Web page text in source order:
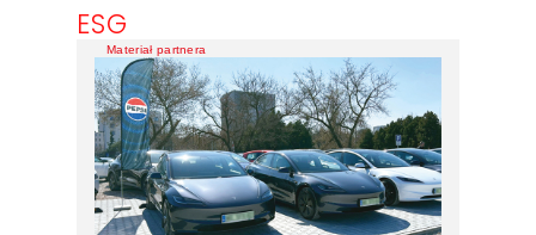
ESG
Materiał partnera